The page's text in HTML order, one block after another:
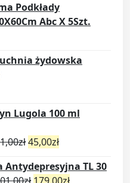
Podkłady
Abc X 5Szt.
żydowska
Lugola 100 ml
zł45,00zł
Antydepresyjna TL 30